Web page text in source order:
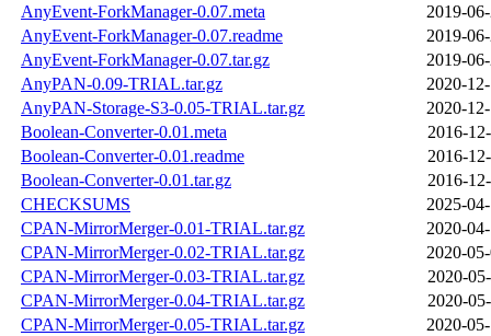
AnyEvent-ForkManager-0.07.meta
2019-
AnyEvent-ForkManager-0.07.readme
2019-
AnyEvent-ForkManager-0.07.tar.gz
2019-
AnyPAN-0.09-TRIAL.tar.gz
2020-
AnyPAN-Storage-S3-0.05-TRIAL.tar.gz
2020-
Boolean-Converter-0.01.meta
2016-
Boolean-Converter-0.01.readme
2016-
Boolean-Converter-0.01.tar.gz
2016-
CHECKSUMS
2025-
CPAN-MirrorMerger-0.01-TRIAL.tar.gz
2020-
CPAN-MirrorMerger-0.02-TRIAL.tar.gz
2020-
CPAN-MirrorMerger-0.03-TRIAL.tar.gz
2020-
CPAN-MirrorMerger-0.04-TRIAL.tar.gz
2020-
CPAN-MirrorMerger-0.05-TRIAL.tar.gz
2020-